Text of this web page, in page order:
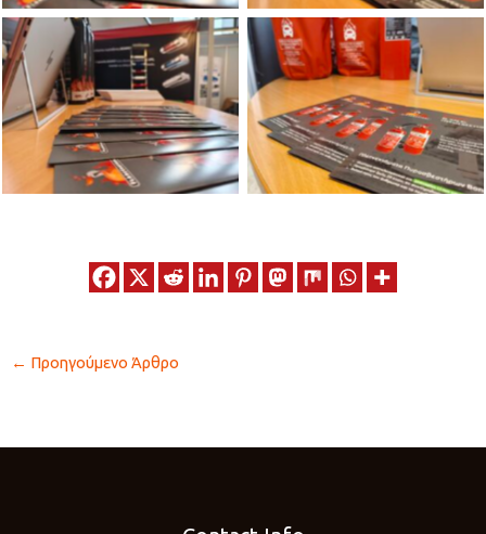
No Caption No Caption
← Προηγούμενο Άρθρο